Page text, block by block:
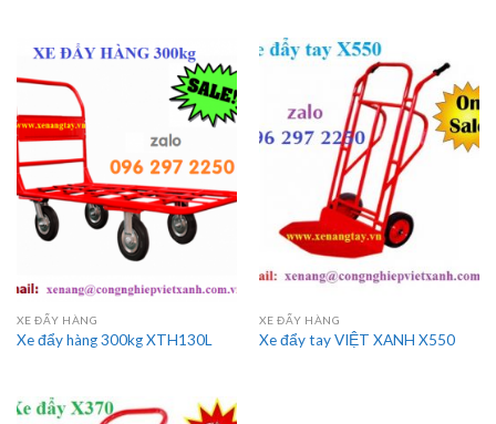
XE ĐẨY HÀNG
Xe đẩy hàng 300kg XTH130L
XE ĐẨY HÀNG
Xe đẩy tay VIỆT XANH X550